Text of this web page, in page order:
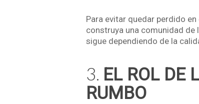
Para evitar quedar perdido
construya una comunidad
sigue dependiendo de la
3. EL ROL DE
RUMBO